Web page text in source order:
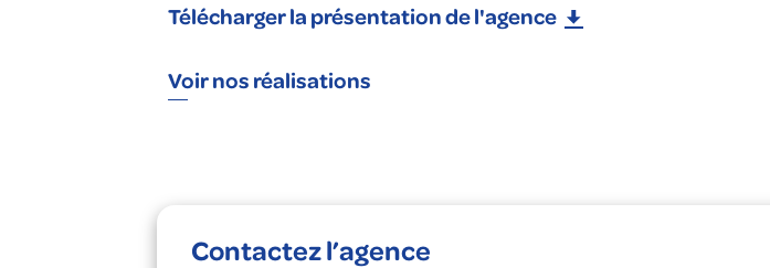
Télécharger la présentation de l'agence
Voir nos réalisations
Contactez l’agence